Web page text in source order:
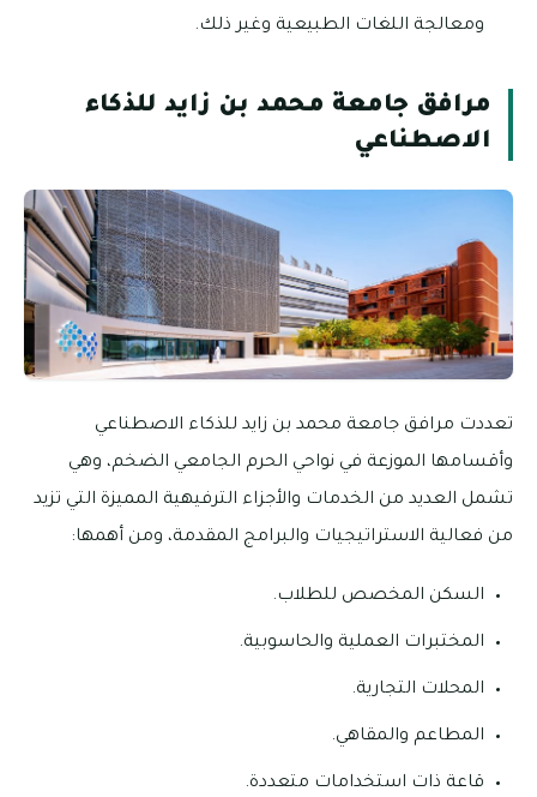
ومعالجة اللغات الطبيعية وغير ذلك.
مرافق جامعة محمد بن زايد للذكاء
الاصطناعي
تعددت مرافق جامعة محمد بن زايد للذكاء الاصطناعي
وأقسامها الموزعة في نواحي الحرم الجامعي الضخم، وهي
تشمل العديد من الخدمات والأجزاء الترفيهية المميزة التي تزيد
من فعالية الاستراتيجيات والبرامج المقدمة، ومن أهمها:
السكن المخصص للطلاب.
المختبرات العملية والحاسوبية.
المحلات التجارية.
المطاعم والمقاهي.
قاعة ذات استخدامات متعددة.